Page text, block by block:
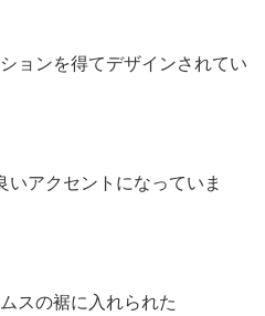
ョンを得てデザインされてい
いアクセントになっていま
スの裾に入れられた